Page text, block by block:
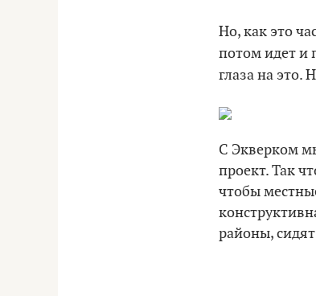
Но, как это
потом идет и
глаза на это.
С Экверком
проект. Так
чтобы
районы,